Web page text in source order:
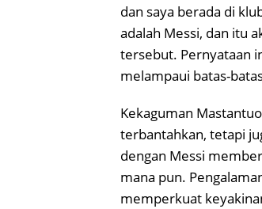
dan saya berada di
adalah Messi, dan itu
tersebut. Pernyataan
melampaui batas-
Kekaguman
terbantahkan, tetapi
dengan Messi
mana pun.
memperkuat